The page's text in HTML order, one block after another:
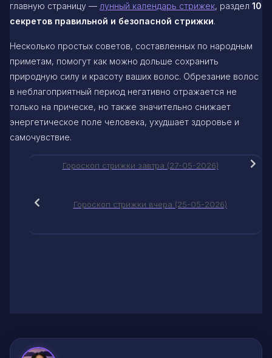
главную страницу — лунный календарь стрижек, раздел 10
секретов правильной и безопасной стрижки.
Несколько простых советов, составленных по народным
приметам, помогут как можно дольше сохранить
природную силу и красоту ваших волос. Обрезание волос
в неблагоприятный период негативно отражается не
только на прическе, но также значительно снижает
энергетическое поле человека, ухудшает здоровье и
самочувствие.
Гороскоп стрижки завтра (27-05-2026)
Гороскоп стрижки вчера (25-05-2026)